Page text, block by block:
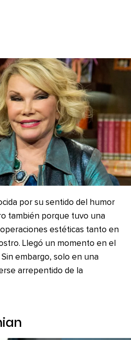
por su sentido del humor
también porque tuvo una
estéticas tanto en
Llegó un momento en el
embargo, solo en una
arrepentido de la